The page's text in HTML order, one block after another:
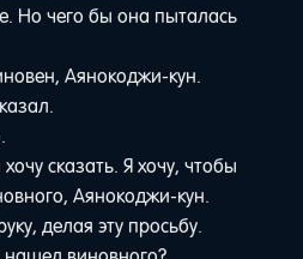
Но чего бы она пыталась
Аянокоджи-кун.
сказать. Я хочу, чтобы
Аянокоджи-кун.
делая эту просьбу.